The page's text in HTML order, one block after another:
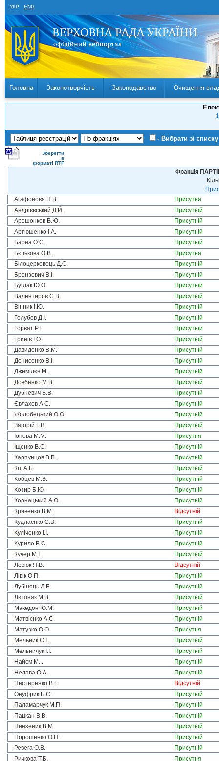
УКР ENG
Головна Законотворчість Законодавство Очищення
- Вибрати зі списку
Зберегти
в
форматі RTF
Фракція
Агафонова Н.В.
Присутня
Андрієвський Д.Й.
Присутній
Арешонков В.Ю.
Присутній
Артюшенко І.А.
Присутній
Барна О.С.
Присутній
Бєлькова О.В.
Присутня
Білоцерковець Д.О.
Присутній
Брензович В.І.
Присутній
Буглак Ю.О.
Присутній
Валентиров С.В.
Присутній
Вінник І.Ю.
Присутній
Голубов Д.І.
Присутній
Горват Р.І.
Присутній
Гринів І.О.
Присутній
Давиденко В.М.
Присутній
Денисенко В.І.
Присутній
Джемілєв М. .
Присутній
Довбенко М.В.
Присутній
Дубневич Б.В.
Присутній
Євлахов А.С.
Присутній
Жолобецький О.О.
Присутній
Загорій Г.В.
Присутній
Іонова М.М.
Присутня
Іщенко В.О.
Присутній
Карпунцов В.В.
Присутній
Кіт А.Б.
Присутній
Кобцев М.В.
Присутній
Козир Б.Ю.
Присутній
Корнацький А.О.
Присутній
Кривенко В.М.
Відсутній
Кудлаєнко С.В.
Присутній
Куліченко І.І.
Присутній
Курило В.С.
Присутній
Кучер М.І.
Присутній
Лесюк Я.В.
Відсутній
Лівік О.П.
Присутній
Лубінець Д.В.
Присутній
Люшняк М.В.
Присутній
Македон Ю.М.
Присутній
Матвієнко А.С.
Присутній
Матузко О.О.
Присутня
Мельник С.І.
Присутній
Мельничук І.І.
Присутній
Найєм М. .
Присутній
Недава О.А.
Присутній
Нестеренко В.Г.
Відсутній
Онуфрик Б.С.
Присутній
Паламарчук М.П.
Присутній
Пацкан В.В.
Присутній
Пинзеник В.М.
Присутній
Порошенко О.П.
Присутній
Ревега О.В.
Присутній
Ричкова Т.Б.
Присутня